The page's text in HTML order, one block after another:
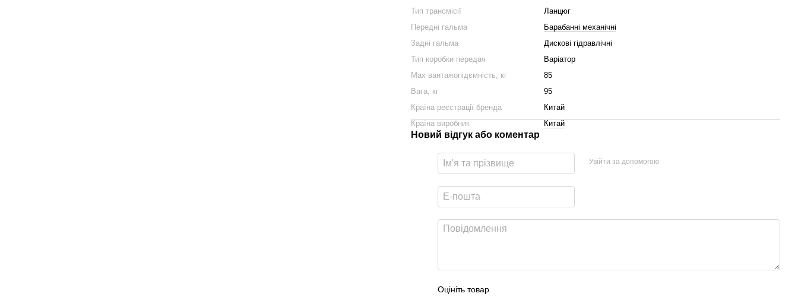
Тип трансмісії
Ланцюг
Передні гальма
Барабанні механічні
Задні гальма
Дискові гідравлічні
Тип коробки передач
Варіатор
Max вантажопідємність, кг
85
Вага, кг
95
Країна реєстрацiї бренда
Китай
Країна виробник
Китай
Новий відгук або коментар
Увійти за допомогою
Оцініть товар